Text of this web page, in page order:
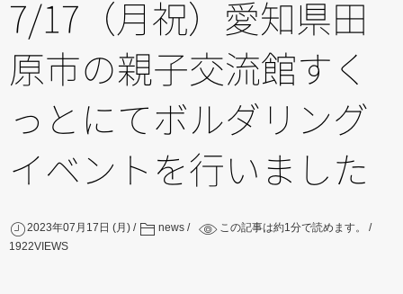
7/17（月祝）愛知県田
原市の親子交流館すく
っとにてボルダリング
イベントを行いました
2023年07月17日 (月) news この記事は約1分で読めます。
1922VIEWS